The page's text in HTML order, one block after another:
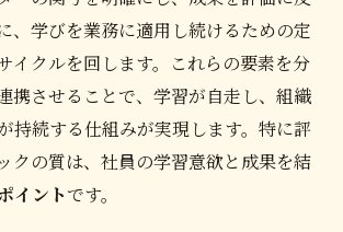
、学びを業務に適用し続けるための定
イクルを回します。これらの要素を分
携させることで、学習が自走し、組織
持続する仕組みが実現します。特に評
クの質は、社員の学習意欲と成果を結
イントです。